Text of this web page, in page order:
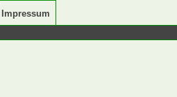
Impressum